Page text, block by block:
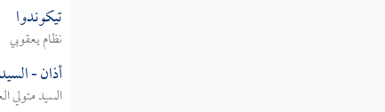
تيكوندوا
نظام يعقوبي
أذان -
السيد متولي